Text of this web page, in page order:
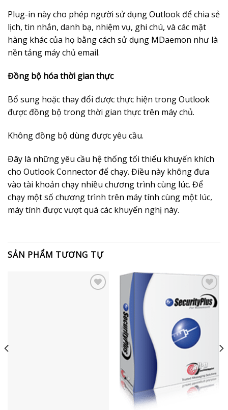
Plug-in này cho phép người sử dụng Outlook để chia sẻ
lịch, tin nhắn, danh bạ, nhiệm vụ, ghi chú, và các mặt
hàng khác của họ bằng cách sử dụng MDaemon như là
nền tảng máy chủ email.
Đồng bộ hóa thời gian thực
Bổ sung hoặc thay đổi được thực hiện trong Outlook
được đồng bộ trong thời gian thực trên máy chủ.
Không đồng bộ dùng được yêu cầu.
Đây là những yêu cầu hệ thống tối thiểu khuyến khích
cho Outlook Connector để chạy. Điều này không đưa
vào tài khoản chạy nhiều chương trình cùng lúc. Để
chạy một số chương trình trên máy tính cùng một lúc,
máy tính được vượt quá các khuyến nghị này.
SẢN PHẨM TƯƠNG TỰ
Wishlist